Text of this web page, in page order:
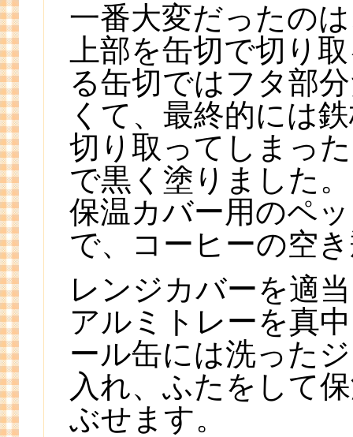
一番大変だったの
上部を缶切で切り
る缶切ではフタ部
くて、最終的には
切り取ってしまっ
で黒く塗りました。
保温カバー用のペ
で、コーヒーの空
レンジカバーを適
アルミトレーを真
ール缶には洗った
入れ、ふたをして
ぶせます。